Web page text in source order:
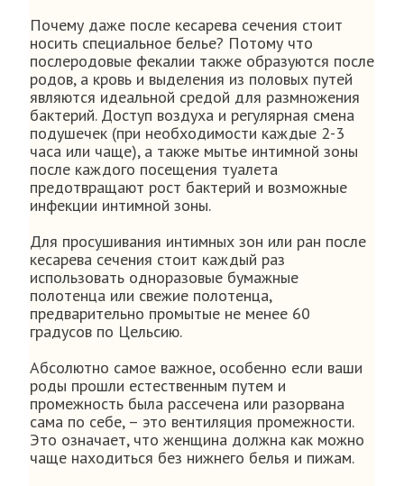
Почему даже после кесарева сечения стоит
носить специальное белье? Потому что
послеродовые фекалии также образуются после
родов, а кровь и выделения из половых путей
являются идеальной средой для размножения
бактерий. Доступ воздуха и регулярная смена
подушечек (при необходимости каждые 2-3
часа или чаще), а также мытье интимной зоны
после каждого посещения туалета
предотвращают рост бактерий и возможные
инфекции интимной зоны.
Для просушивания интимных зон или ран после
кесарева сечения стоит каждый раз
использовать одноразовые бумажные
полотенца или свежие полотенца,
предварительно промытые не менее 60
градусов по Цельсию.
Абсолютно самое важное, особенно если ваши
роды прошли естественным путем и
промежность была рассечена или разорвана
сама по себе, – это вентиляция промежности.
Это означает, что женщина должна как можно
чаще находиться без нижнего белья и пижам.